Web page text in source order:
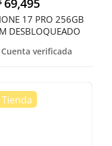
69,495
17 PRO 256GB
DESBLOQUEADO
Cuenta verificada